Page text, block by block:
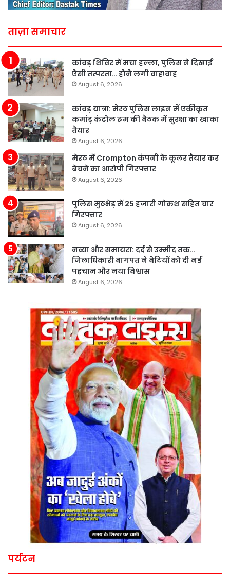
ताज़ा समाचार
कांवड़ शिविर में मचा हल्ला, पुलिस ने दिखाई
ऐसी तत्परता… होने लगी वाह!वाह
August 6, 2026
कांवड़ यात्रा: मेरठ पुलिस लाइन में एकीकृत
कमांड़ कंट्रोल रूम की बैठक में सुरक्षा का खाका
तैयार
August 6, 2026
मेरठ में Crompton कंपनी के कूलर तैयार कर
बेचने का आरोपी गिरफ्तार
August 6, 2026
पुलिस मुठभेड़ में 25 हजारी गोकश सहित चार
गिरफ्तार
August 6, 2026
नव्या और समायरा: दर्द से उम्मीद तक…
जिलाधिकारी बागपत ने बेटियों को दी नई
पहचान और नया विश्वास
August 6, 2026
पर्यटन